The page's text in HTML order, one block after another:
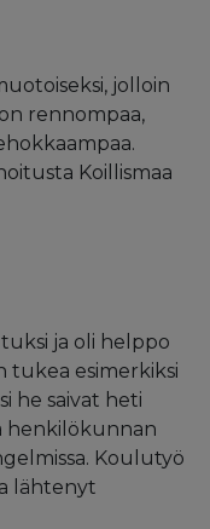
jolloin
rennompaa,
Koillismaa
ja oli helppo
tukea esimerkiksi
he saivat heti
henkilökunnan
Koulutyö
lähtenyt